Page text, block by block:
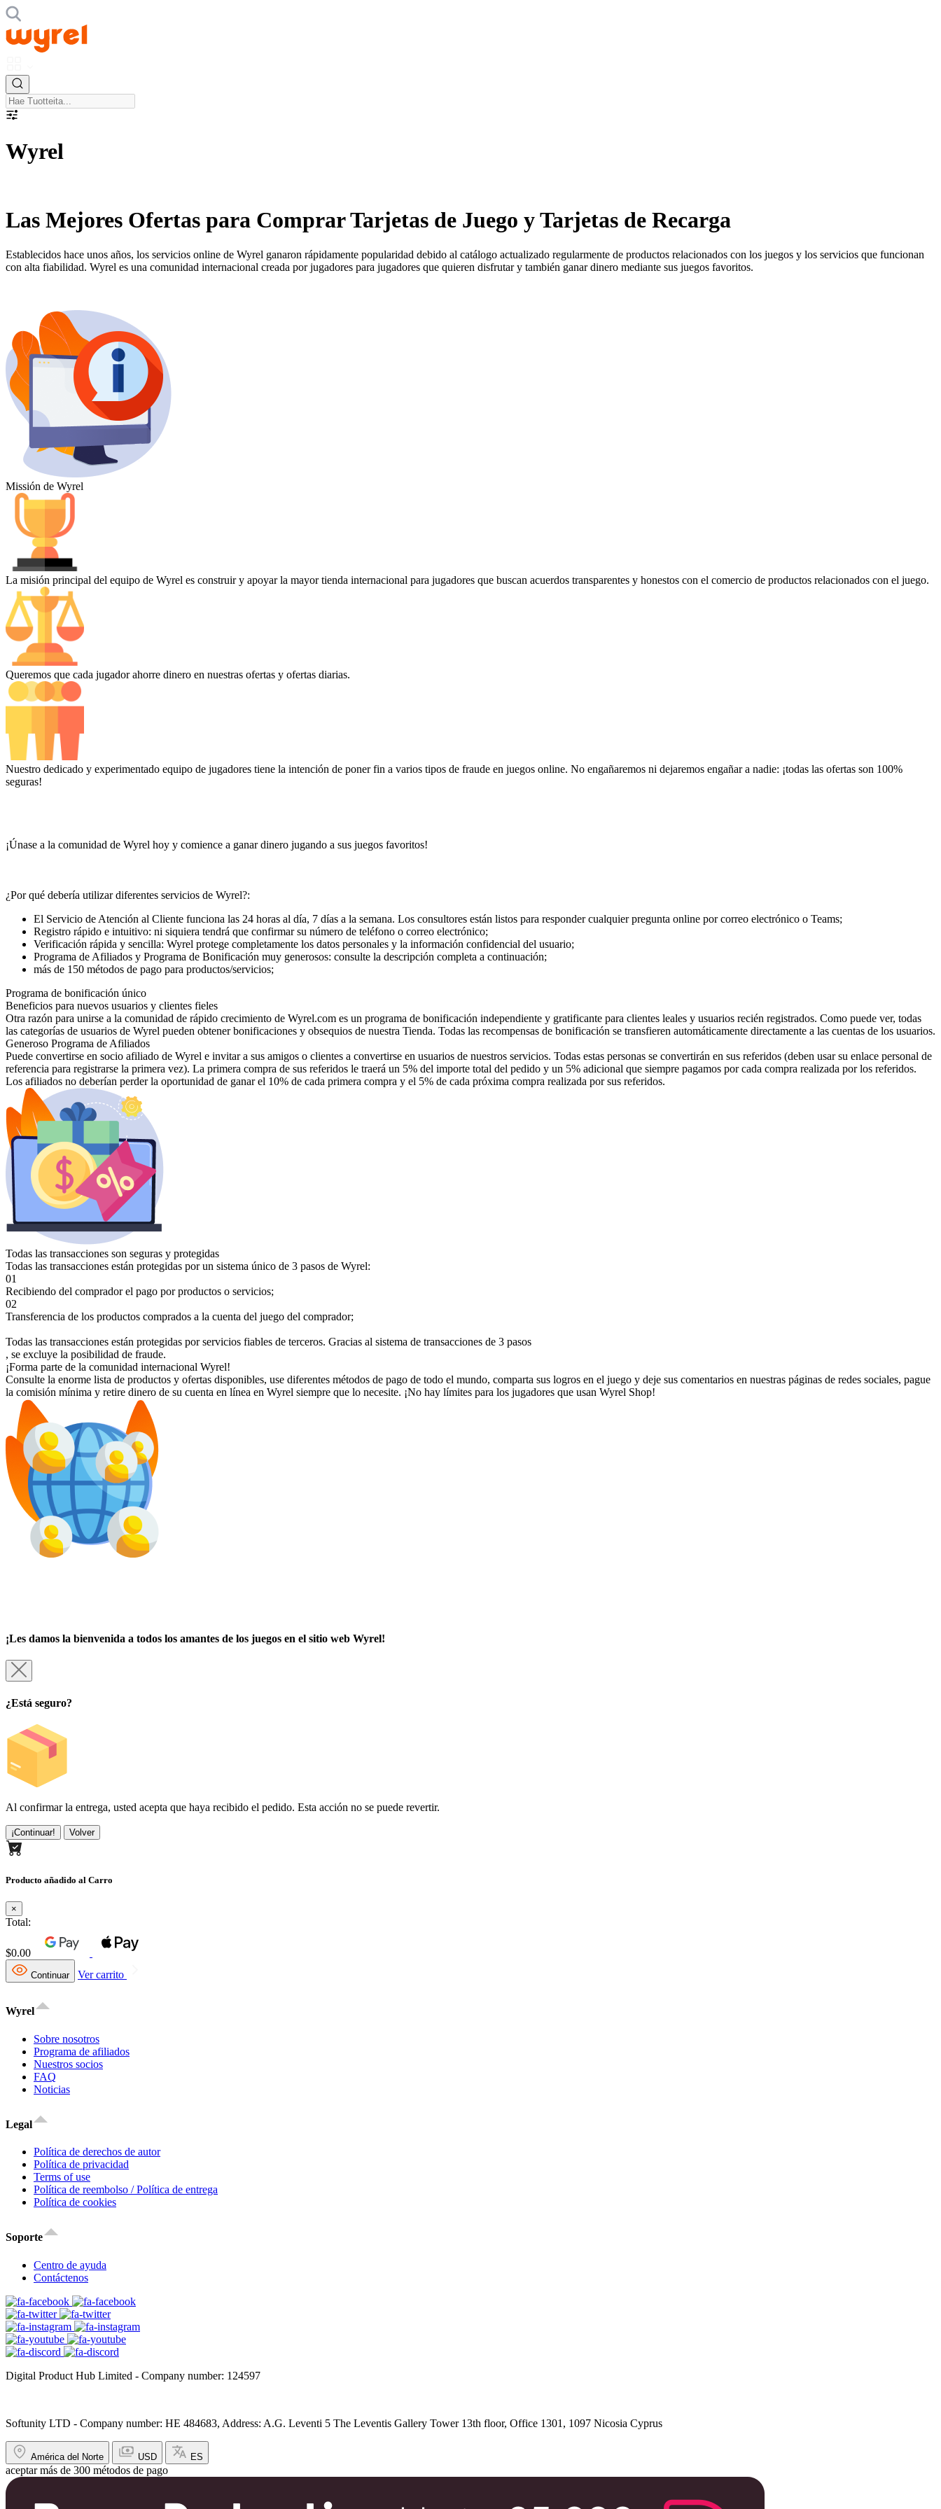
Wyrel
Las Mejores Ofertas para Comprar Tarjetas de Juego y Tarjetas de Recarga
Establecidos hace unos años, los servicios online de Wyrel ganaron rápidamente popularidad debido al catálogo actualizado regularmente de productos relacionados con los juegos y los servicios que funcionan
con alta fiabilidad. Wyrel es una comunidad internacional creada por jugadores para jugadores que quieren disfrutar y también ganar dinero mediante sus juegos favoritos.
Missión de Wyrel
La misión principal del equipo de Wyrel es construir y apoyar la mayor tienda internacional para jugadores que buscan acuerdos transparentes y honestos con el comercio de productos relacionados con el juego.
Queremos que cada jugador ahorre dinero en nuestras ofertas y ofertas diarias.
Nuestro dedicado y experimentado equipo de jugadores tiene la intención de poner fin a varios tipos de fraude en juegos online. No engañaremos ni dejaremos engañar a nadie: ¡todas las ofertas son 100%
seguras!
¡Únase a la comunidad de Wyrel hoy y comience a ganar dinero jugando a sus juegos favoritos!
¿Por qué debería utilizar diferentes servicios de Wyrel?:
El Servicio de Atención al Cliente funciona las 24 horas al día, 7 días a la semana. Los consultores están listos para responder cualquier pregunta online por correo electrónico o Teams;
Registro rápido e intuitivo: ni siquiera tendrá que confirmar su número de teléfono o correo electrónico;
Verificación rápida y sencilla: Wyrel protege completamente los datos personales y la información confidencial del usuario;
Programa de Afiliados y Programa de Bonificación muy generosos: consulte la descripción completa a continuación;
más de 150 métodos de pago para productos/servicios;
Programa de bonificación único
Beneficios para nuevos usuarios y clientes fieles
Otra razón para unirse a la comunidad de rápido crecimiento de Wyrel.com es un programa de bonificación independiente y gratificante para clientes leales y usuarios recién registrados. Como puede ver, todas
las categorías de usuarios de Wyrel pueden obtener bonificaciones y obsequios de nuestra Tienda. Todas las recompensas de bonificación se transfieren automáticamente directamente a las cuentas de los usuarios.
Generoso Programa de Afiliados
Puede convertirse en socio afiliado de Wyrel e invitar a sus amigos o clientes a convertirse en usuarios de nuestros servicios. Todas estas personas se convertirán en sus referidos (deben usar su enlace personal de
referencia para registrarse la primera vez). La primera compra de sus referidos le traerá un 5% del importe total del pedido y un 5% adicional que siempre pagamos por cada compra realizada por los referidos.
Los afiliados no deberían perder la oportunidad de ganar el 10% de cada primera compra y el 5% de cada próxima compra realizada por sus referidos.
Todas las transacciones son seguras y protegidas
Todas las transacciones están protegidas por un sistema único de 3 pasos de Wyrel:
01
Recibiendo del comprador el pago por productos o servicios;
02
Transferencia de los productos comprados a la cuenta del juego del comprador;
Todas las transacciones están protegidas por servicios fiables de terceros. Gracias al sistema de transacciones de 3 pasos
, se excluye la posibilidad de fraude.
¡Forma parte de la comunidad internacional Wyrel!
Consulte la enorme lista de productos y ofertas disponibles, use diferentes métodos de pago de todo el mundo, comparta sus logros en el juego y deje sus comentarios en nuestras páginas de redes sociales, pague
la comisión mínima y retire dinero de su cuenta en línea en Wyrel siempre que lo necesite. ¡No hay límites para los jugadores que usan Wyrel Shop!
¡Les damos la bienvenida a todos los amantes de los juegos en el sitio web Wyrel!
¿Está seguro?
Al confirmar la entrega, usted acepta que haya recibido el pedido. Esta acción no se puede revertir.
¡Continuar! Volver
Producto añadido al Carro
×
Total:
$0.00
Continuar Ver carrito
Wyrel
Sobre nosotros
Programa de afiliados
Nuestros socios
FAQ
Noticias
Legal
Política de derechos de autor
Política de privacidad
Terms of use
Política de reembolso / Política de entrega
Política de cookies
Soporte
Centro de ayuda
Contáctenos
Digital Product Hub Limited - Company number: 124597
Softunity LTD - Company number: HE 484683, Address: A.G. Leventi 5 The Leventis Gallery Tower 13th floor, Office 1301, 1097 Nicosia Cyprus
América del Norte USD ES
aceptar más de 300 métodos de pago